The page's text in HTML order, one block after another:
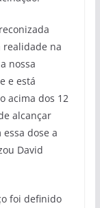
realidade na
nossa
e está
acima dos 12
alcançar
dose a
David
foi definido